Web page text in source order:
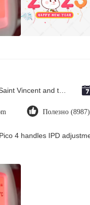
Saint Vincent and the Grenadines
Полезно (8987)
4 handles IPD